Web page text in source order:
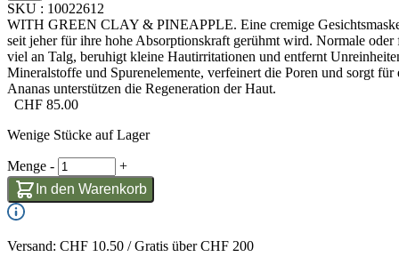
SKU : 10022612
WITH GREEN CLAY & PINEAPPLE. Eine cremige
seit jeher für ihre hohe Absorptionskraft gerühmt wird. Normale
viel an Talg, beruhigt kleine Hautirritationen und entfernt
Mineralstoffe und Spurenelemente, verfeinert die Poren und sorgt
Ananas unterstützen die Regeneration der Haut.
CHF 85.00
Wenige Stücke auf Lager
Menge -
+
In den Warenkorb
Versand: CHF 10.50 / Gratis über CHF 200